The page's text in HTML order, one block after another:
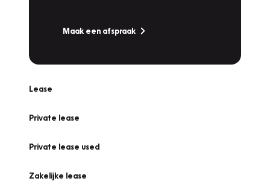
Maak een afspraak
Lease
Private lease
Private lease used
Zakelijke lease